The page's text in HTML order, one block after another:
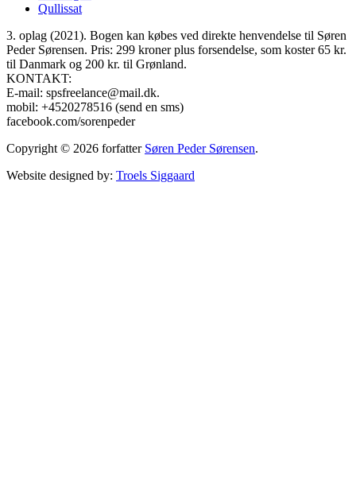
Qullissat
3. oplag (2021). Bogen kan købes ved direkte henvendelse til Søren
Peder Sørensen. Pris: 299 kroner plus forsendelse, som koster 65 kr.
til Danmark og 200 kr. til Grønland.
KONTAKT:
E-mail: spsfreelance@mail.dk.
mobil: +4520278516 (send en sms)
facebook.com/sorenpeder
Copyright © 2026 forfatter Søren Peder Sørensen.
Website designed by: Troels Siggaard